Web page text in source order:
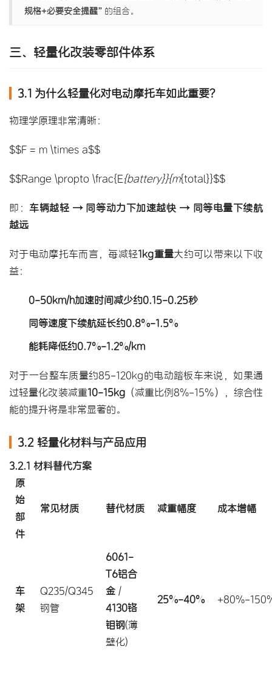
规格+必要安全提醒” 的组合。
三、轻量化改装零部件体系
3.1 为什么轻量化对电动摩托车如此重要？
物理学原理非常清晰：
$$F = m \times a$$
$$Range \propto \frac{E{battery}}{m{total}}$$
即： 车辆越轻 → 同等动力下加速越快 → 同等电量下续航
越远
对于电动摩托车而言，每减轻1kg重量大约可以带来以下收
益：
0-50km/h加速时间减少约0.15-0.25秒
同等速度下续航延长约0.8%-1.5%
能耗降低约0.7%-1.2%/km
对于一台整车质量约85-120kg的电动踏板车来说，如果通
过轻量化改装减重10-15kg（减重比例8%-15%），综合性
能的提升将是非常显著的。
3.2 轻量化材料与产品应用
3.2.1 材料替代方案
原
始
部
件
常见材质 替代材质 减重幅度 成本增幅
车
架
Q235/Q345
钢管
6061-
T6铝合
金 /
4130铬
钼钢(薄
壁化)
25%-40% +80%-